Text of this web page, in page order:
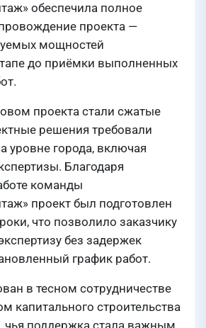
обеспечила полное
проекта —
мощностей
до приёмки выполненных
проекта стали сжатые
решения требовали
уровне города, включая
Благодаря
команды
проект был подготовлен
что позволило заказчику
без задержек
график работ.
в тесном сотрудничестве
капитального строительства
чья поддержка стала важным